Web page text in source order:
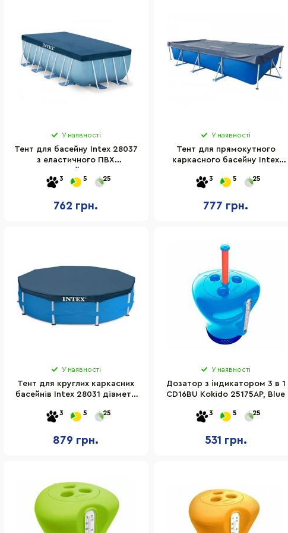
У наявності
Тент для басейну Intex 28037
з еластичного ПВХ
3 5 25
762 грн.
У наявності
Тент для прямокутного
каркасного басейну Intex
3 5 25
777 грн.
У наявності
Тент для круглих каркасних
басейнів Intex 28031 діаметр
3 5 25
879 грн.
У наявності
Дозатор з індикатором 3 в 1
CD16BU Kokido 25175AP, Blue
3 5 25
531 грн.